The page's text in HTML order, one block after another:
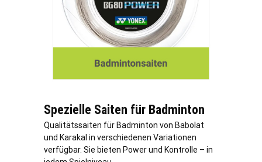
Spezielle Saiten für Badminton
Qualitätssaiten für Badminton von Babolat
und Karakal in verschiedenen Variationen
verfügbar. Sie bieten Power und Kontrolle – in